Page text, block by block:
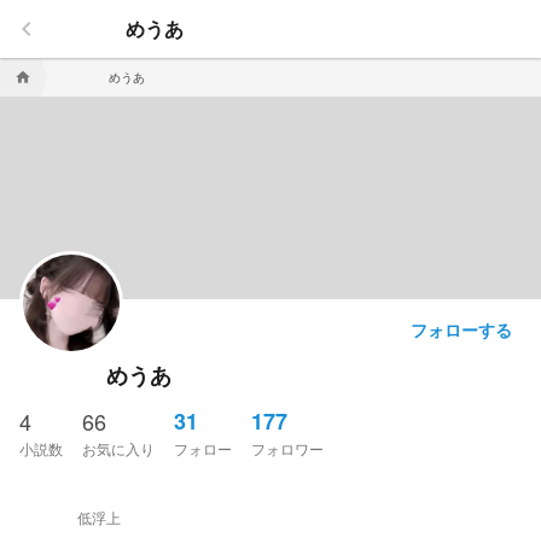
home めうあ
keyboard_arrow_left めうあ
フォローする
めうあ
4
小説数
66
お気に入り
31
フォロー
177
フォロワー
低浮上